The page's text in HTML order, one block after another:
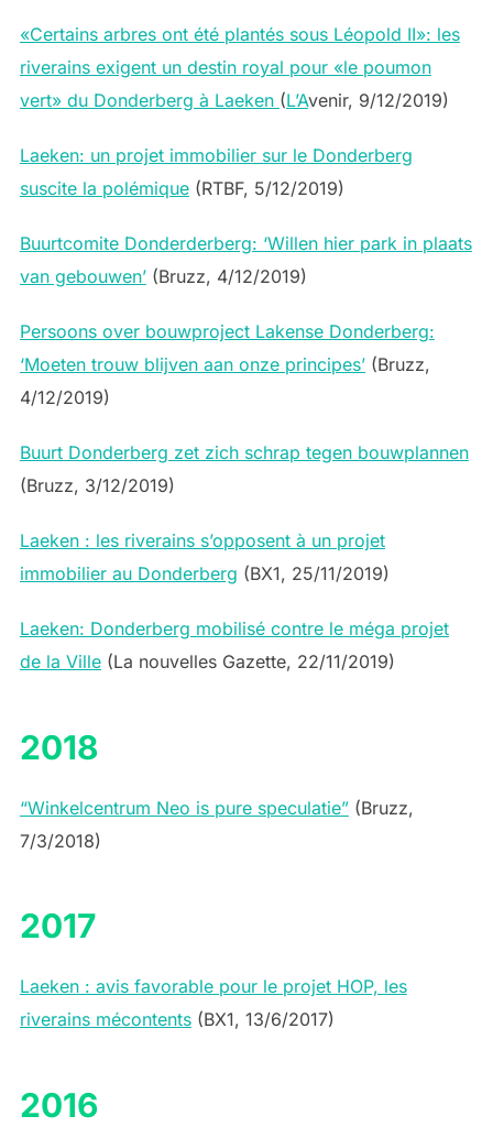
«Certains arbres ont été plantés sous Léopold II»: les
riverains exigent un destin royal pour «le poumon
vert» du Donderberg à Laeken (L’Avenir, 9/12/2019)
Laeken: un projet immobilier sur le Donderberg
suscite la polémique(RTBF, 5/12/2019)
Buurtcomite Donderderberg: ‘Willen hier park in plaats
van gebouwen’(Bruzz, 4/12/2019)
Persoons over bouwproject Lakense Donderberg:
‘Moeten trouw blijven aan onze principes’(Bruzz,
4/12/2019)
Buurt Donderberg zet zich schrap tegen bouwplannen
(Bruzz, 3/12/2019)
Laeken : les riverains s’opposent à un projet
immobilier au Donderberg (BX1, 25/11/2019)
Laeken: Donderberg mobilisé contre le méga projet
de la Ville(La nouvelles Gazette, 22/11/2019)
2018
“Winkelcentrum Neo is pure speculatie”(Bruzz,
7/3/2018)
2017
Laeken : avis favorable pour le projet HOP, les
riverains mécontents(BX1, 13/6/2017)
2016